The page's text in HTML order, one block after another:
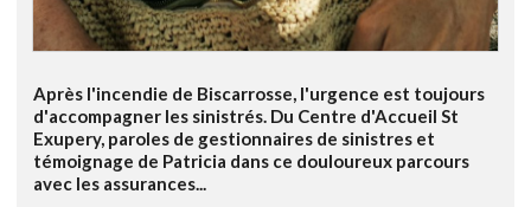
Après l'incendie de Biscarrosse, l'urgence est toujours
d'accompagner les sinistrés. Du Centre d'Accueil St
Exupery, paroles de gestionnaires de sinistres et
témoignage de Patricia dans ce douloureux parcours
avec les assurances...